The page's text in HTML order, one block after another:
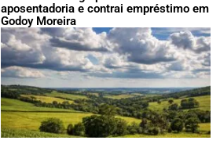
aposentadoria e contrai empréstimo em
Godoy Moreira